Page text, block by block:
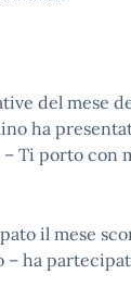
del mese
ha
Ti porto con
il mese
– ha